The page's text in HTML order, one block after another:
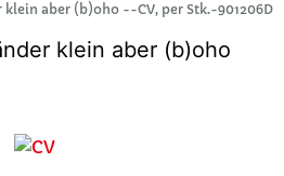
aber (b)oho --CV, per Stk.-901206D
klein aber (b)oho